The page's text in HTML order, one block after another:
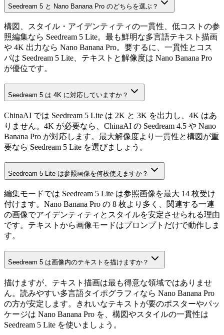
Seedream 5 と Nano Banana Pro のどちらを選ぶ？
構図、スタイル・アイデンティティの一貫性、低コストの参
照編集なら Seedream 5 Lite。最も鮮明な多言語テキスト描画
や 4K 出力なら Nano Banana Pro。要するに、一貫性とコス
パは Seedream 5 Lite、テキストと解像度は Nano Banana Pro
が優位です。
Seedream 5 は 4K に対応していますか？
ChinaAI では Seedream 5 Lite は 2K と 3K を出力し、4K はあ
りません。4K が必要なら、ChinaAI の Seedream 4.5 や Nano
Banana Pro が対応します。最大解像度より一貫性と構図が重
要なら Seedream 5 Lite を選びましょう。
Seedream 5 Lite は参照画像を何枚使えますか？
編集モードでは Seedream 5 Lite は参照画像を最大 14 枚受け
付けます。Nano Banana Pro の 8 枚より多く、関連する一連
の画像でアイデンティティとスタイルを安定させられる理由
です。テキストから画像モードはプロンプトだけで動作しま
す。
Seedream 5 は画像内のテキストを描けますか？
描けますが、テキスト描画は最も得意な領域ではありませ
ん。読みやすい多言語タイポグラフィなら Nano Banana Pro
の方が安定します。きれいなテキストが要のポスターやパッ
ケージは Nano Banana Pro を、構図やスタイルの一貫性は
Seedream 5 Lite を使いましょう。